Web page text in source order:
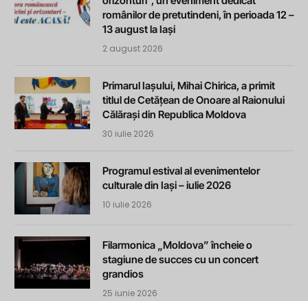
românilor de pretutindeni, în perioada 12 –
13 august la Iași
2 august 2026
Primarul Iașului, Mihai Chirica, a primit
titlul de Cetățean de Onoare al Raionului
Călărași din Republica Moldova
30 iulie 2026
Programul estival al evenimentelor
culturale din Iași – iulie 2026
10 iulie 2026
Filarmonica „Moldova” încheie o
stagiune de succes cu un concert
grandios
25 iunie 2026